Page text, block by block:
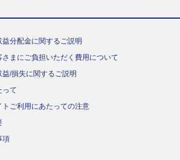
分配金に関するご説明
まにご負担いただく費用について
/損失に関するご説明
って
トご利用にあたっての注意
項